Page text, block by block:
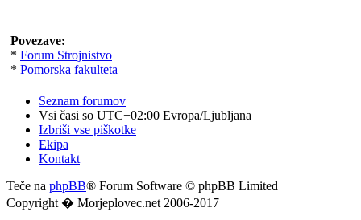
Povezave:
* Forum Strojnistvo
* Pomorska fakulteta
Seznam forumov
Vsi časi so UTC+02:00 Evropa/Ljubljana
Izbriši vse piškotke
Ekipa
Kontakt
Teče na phpBB® Forum Software © phpBB Limited
Copyright � Morjeplovec.net 2006-2017